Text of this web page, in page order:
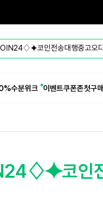
수분위크 이벤트쿠폰존첫구
코인